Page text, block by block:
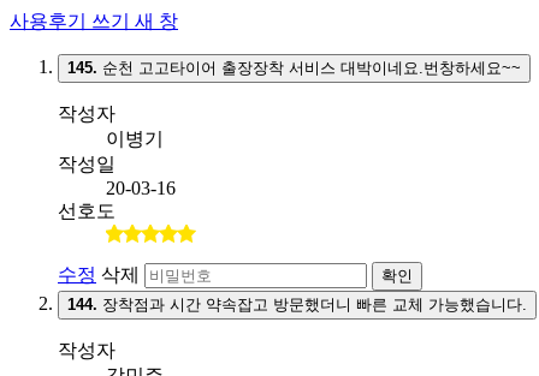
사용후기 쓰기 새 창
145. 순천 고고타이어 출장장착 서비스 대박이네요.번창하세요~~
작성자
이병기
작성일
20-03-16
선호도
수정 삭제
확인
144. 장착점과 시간 약속잡고 방문했더니 빠른 교체 가능했습니다.
작성자